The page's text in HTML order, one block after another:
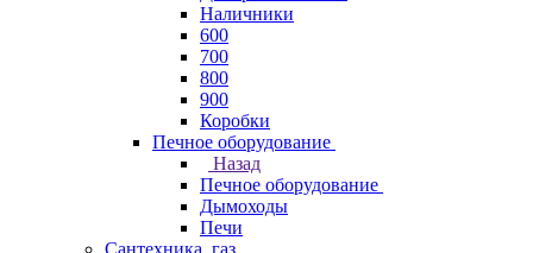
Наличники
600
700
800
900
Коробки
Печное оборудование
Назад
Печное оборудование
Дымоходы
Печи
Сантехника, газ